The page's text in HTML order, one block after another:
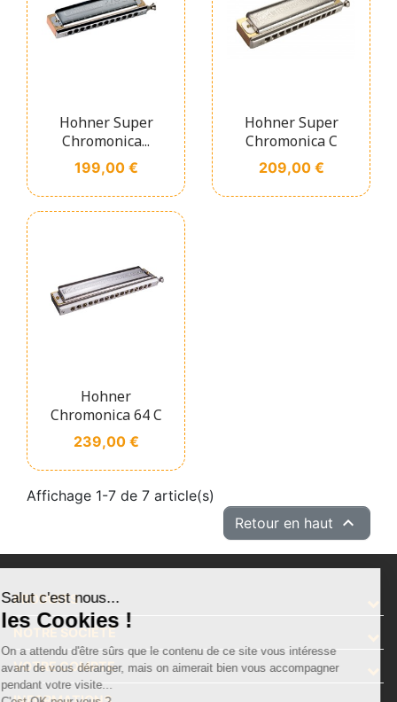
Hohner Super
Chromonica...
Prix
199,00 €
Hohner Super
Chromonica C
Prix
209,00 €
Hohner
Chromonica 64 C
Prix
239,00 €
Affichage 1-7 de 7 article(s)
Retour en haut 
PRODUITS
NOTRE SOCIÉTÉ
VOTRE COMPTE
Salut c'est nous...
les Cookies !
On a attendu d'être sûrs que le contenu de ce site vous intéresse
avant de vous déranger, mais on aimerait bien vous accompagner
pendant votre visite...